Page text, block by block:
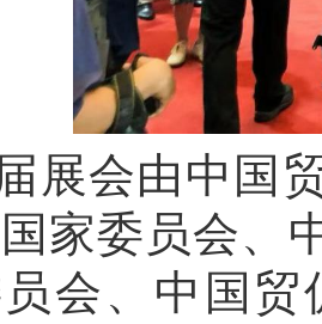
展会由中国
家委员会、
会、中国